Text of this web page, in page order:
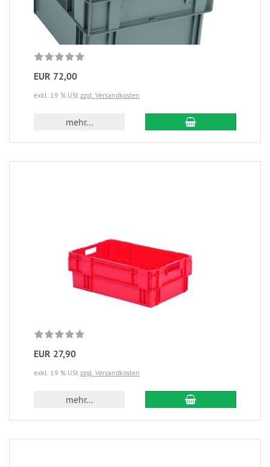
EUR 72,00
exkl. 19 % USt zzgl. Versandkosten
mehr...
EUR 27,90
exkl. 19 % USt zzgl. Versandkosten
mehr...